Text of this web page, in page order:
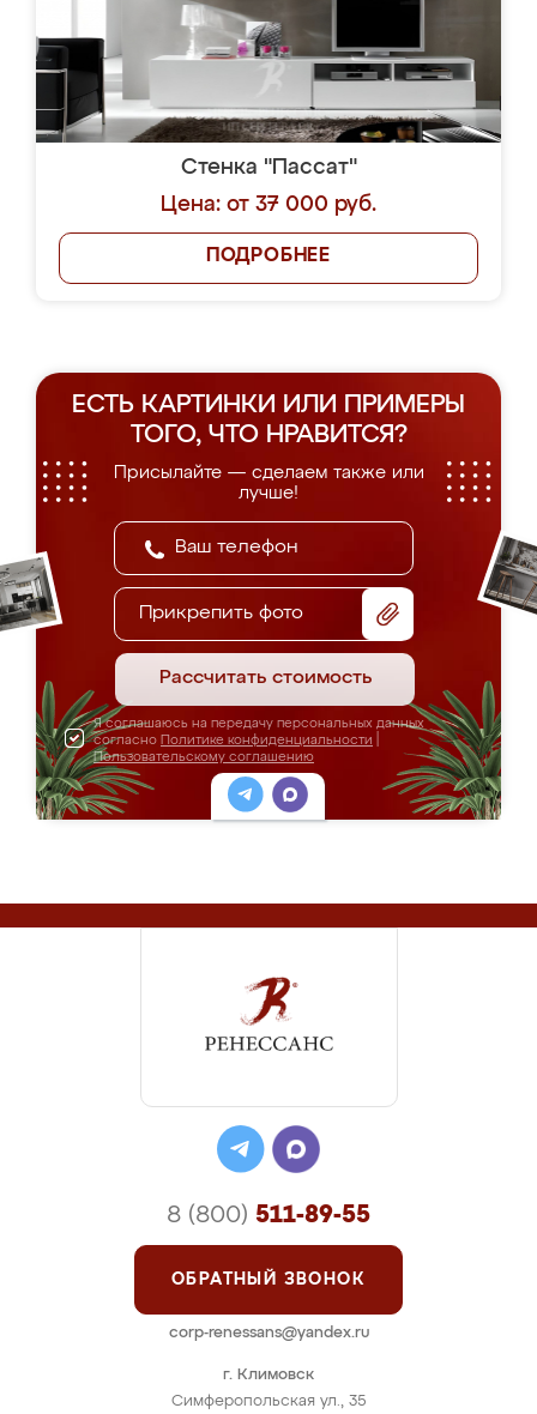
Стенка "Пассат"
Цена: от 37 000 руб.
ПОДРОБНЕЕ
ЕСТЬ КАРТИНКИ ИЛИ ПРИМЕРЫ
ТОГО, ЧТО НРАВИТСЯ?
Присылайте — сделаем также или
лучше!
Прикрепить фото
Рассчитать стоимость
Я соглашаюсь на передачу персональных данных
согласно Политике конфиденциальности
Пользовательскому соглашению
г. Климовск
Симферопольская ул., 35
8 (800) 511-89-55
ОБРАТНЫЙ ЗВОНОК
corp-renessans@yandex.ru